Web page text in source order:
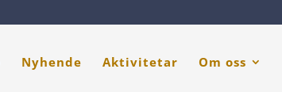
Nyhende Aktivitetar Om oss